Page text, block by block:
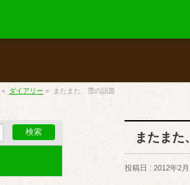
» ダイアリー » またまた、雪の話題
またまた
投稿日 : 2012年2月